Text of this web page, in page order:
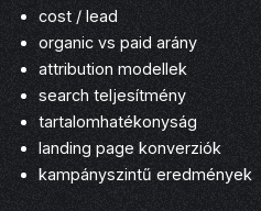
cost / lead
organic vs paid arány
attribution modellek
search teljesítmény
tartalomhatékonyság
landing page konverziók
kampányszintű eredmények